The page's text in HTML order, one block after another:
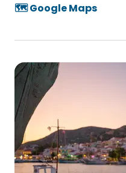
🗺️ Google Maps